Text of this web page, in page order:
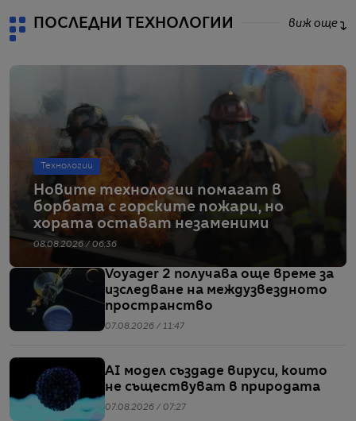
ПОСЛЕДНИ ТЕХНОЛОГИИ виж още
Технологии
Новите технологии помагат в
борбата с горските пожари, но
хората остават незаменими
08.08.2026 / 06:36
Voyager 2 получава още време за
изследване на междузвездното
пространство
07.08.2026 / 11:47
AI модел създаде вируси, които
не съществуват в природата
07.08.2026 / 07:27